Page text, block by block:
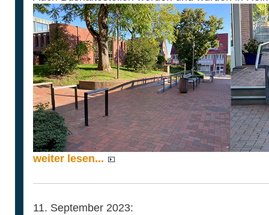
weiter lesen...
11. September 2023: